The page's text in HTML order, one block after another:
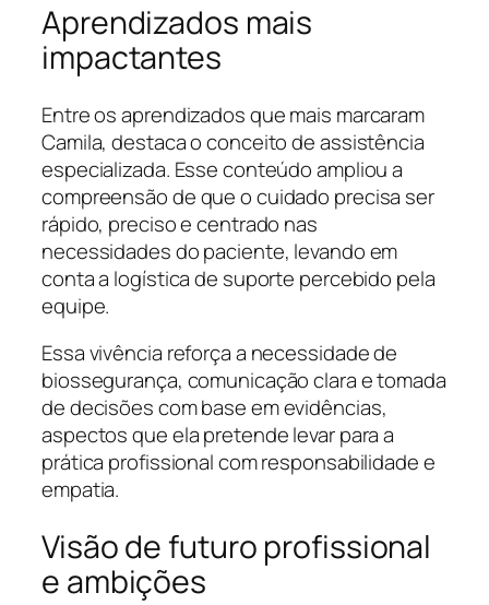
Aprendizados mais
impactantes
Entre os aprendizados que mais marcaram
Camila, destaca o conceito de assistência
especializada. Esse conteúdo ampliou a
compreensão de que o cuidado precisa ser
rápido, preciso e centrado nas
necessidades do paciente, levando em
conta a logística de suporte percebido pela
equipe.
Essa vivência reforça a necessidade de
biossegurança, comunicação clara e tomada
de decisões com base em evidências,
aspectos que ela pretende levar para a
prática profissional com responsabilidade e
empatia.
Visão de futuro profissional
e ambições